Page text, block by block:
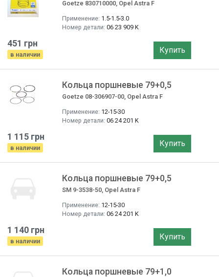
Goetze 830710000, Opel Astra F
Применение: 1.5-1.5-3.0
Номер детали: 06 23 909 K
451 грн
в наличии Купить
Кольца поршневые 79+0,5
Goetze 08-306907-00, Opel Astra F
Применение: 12-15-30
Номер детали: 06 24 201 K
1 115 грн
в наличии Купить
Кольца поршневые 79+0,5
SM 9-3538-50, Opel Astra F
Применение: 12-15-30
Номер детали: 06 24 201 K
1 140 грн
в наличии Купить
Кольца поршневые 79+1,0